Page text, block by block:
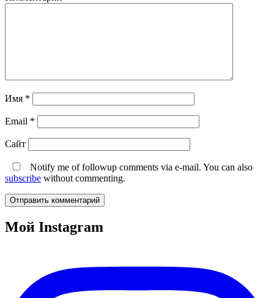
Имя *
Email *
Сайт
Notify me of followup comments via e-mail. You can also
subscribe without commenting.
Мой Instagram